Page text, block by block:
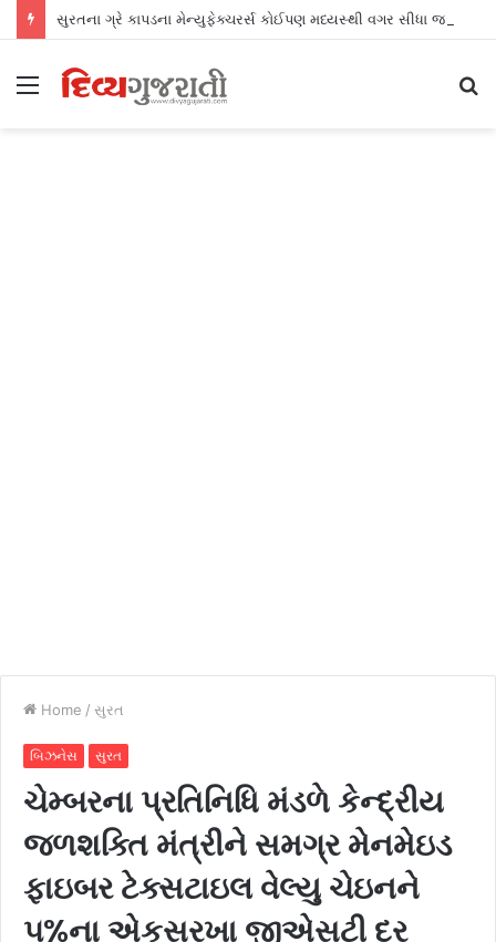
Menu
Home / સુરત
બિઝનેસ સુરત
ચેમ્બરના પ્રતિનિધિ મંડળે કેન્દ્રીય
જળશક્તિ મંત્રીને સમગ્ર મેનમેઇડ
ફાઇબર ટેક્સટાઇલ વેલ્યુ ચેઇનને
૫%ના એકસરખા જીએસટી દર